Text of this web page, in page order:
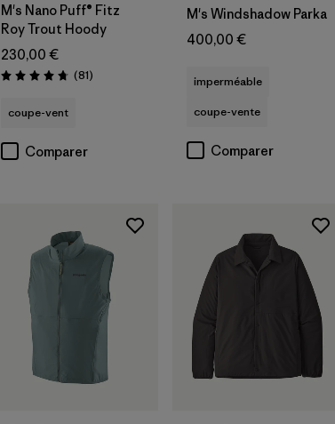
M's Nano Puff® Fitz
Roy Trout Hoody
230,00 €
Évaluation: 4.7 / 5
(81Avis
)
coupe-vent
Comparer
M's Windshadow Parka
400,00 €
imperméable
coupe-vente
Comparer